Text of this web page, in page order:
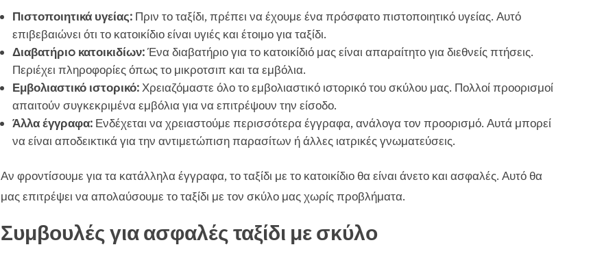
Πιστοποιητικά υγείας:Πριν το ταξίδι, πρέπει να έχουμε ένα πρόσφατο πιστοποιητικό υγείας. Αυτό
επιβεβαιώνει ότι το κατοικίδιο είναι υγιές και έτοιμο για ταξίδι.
Διαβατήριo κατοικιδίων:Ένα διαβατήριο για το κατοικίδιό μας είναι απαραίτητο για διεθνείς πτήσεις.
Περιέχει πληροφορίες όπως το μικροτσιπ και τα εμβόλια.
Εμβολιαστικό ιστορικό:Χρειαζόμαστε όλο το εμβολιαστικό ιστορικό του σκύλου μας. Πολλοί προορισμοί
απαιτούν συγκεκριμένα εμβόλια για να επιτρέψουν την είσοδο.
Άλλα έγγραφα:Ενδέχεται να χρειαστούμε περισσότερα έγγραφα, ανάλογα τον προορισμό. Αυτά μπορεί
να είναι αποδεικτικά για την αντιμετώπιση παρασίτων ή άλλες ιατρικές γνωματεύσεις.
Αν φροντίσουμε για τα κατάλληλα έγγραφα, το ταξίδι με το κατοικίδιο θα είναι άνετο και ασφαλές. Αυτό θα
μας επιτρέψει να απολαύσουμε το ταξίδι με τον σκύλο μας χωρίς προβλήματα.
Συμβουλές για ασφαλές ταξίδι με σκύλο